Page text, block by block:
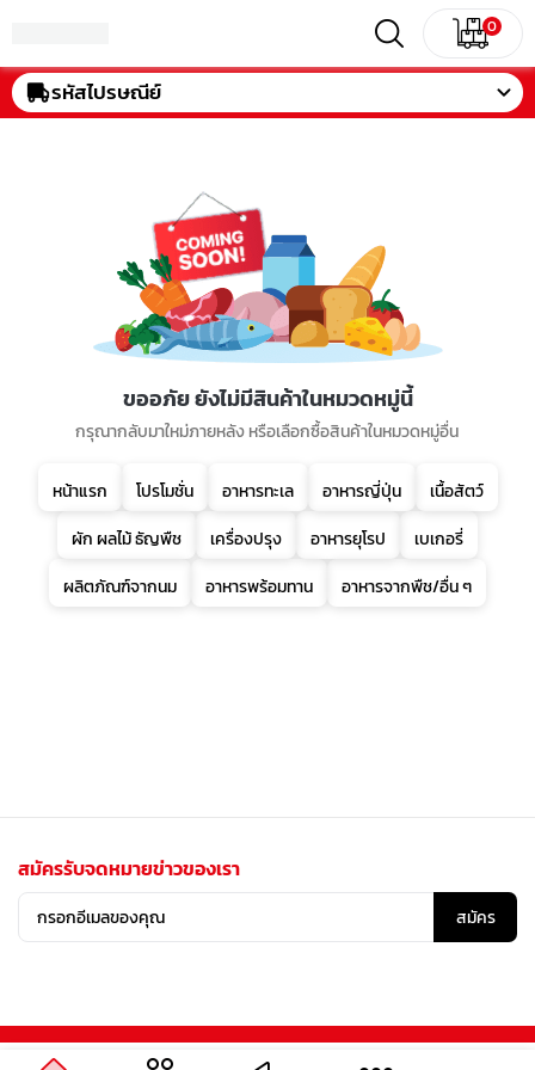
0
รหัสไปรษณีย์
ขออภัย ยังไม่มีสินค้าในหมวดหมู่นี้
กรุณากลับมาใหม่ภายหลัง หรือเลือกซื้อสินค้าในหมวดหมู่อื่น
หน้าแรก โปรโมชั่น อาหารทะเล อาหารญี่ปุ่น
เนื้อสัตว์
ผัก ผลไม้ ธัญพืช
เครื่องปรุง อาหารยุโรป
เบเกอรี่
ผลิตภัณฑ์จากนม
อาหารพร้อมทาน อาหารจากพืช/อื่น ๆ
สมัครรับจดหมายข่าวของเรา
สมัคร